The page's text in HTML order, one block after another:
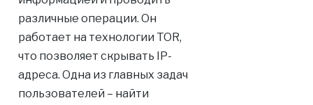
различные операции. Он
работает на технологии TOR,
что позволяет скрывать IP-
адреса. Одна из главных задач
пользователей – найти